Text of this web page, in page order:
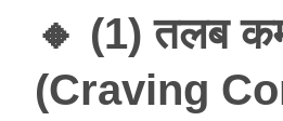
🔸 (1) तलब
(Craving